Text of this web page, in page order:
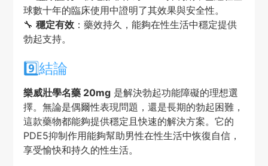
球數十年的臨床使用中證明了其效果與安全性。
🔧 穩定有效：藥效持久，能夠在性生活中穩定提供
勃起支持。
9️⃣結論
樂威壯學名藥 20mg是解決勃起功能障礙的理想選
擇。無論是偶爾性表現問題，還是長期的勃起困難，
這款藥物都能夠提供穩定且快速的解決方案。它的
PDE5抑制作用能夠幫助男性在性生活中恢復自信，
享受愉快和持久的性生活。